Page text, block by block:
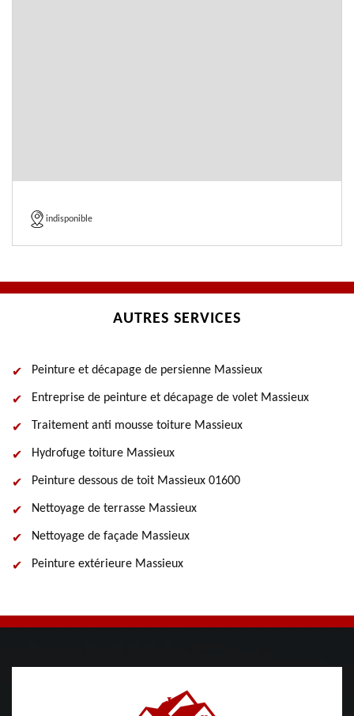
indisponible
AUTRES SERVICES
Peinture et décapage de persienne Massieux
Entreprise de peinture et décapage de volet Massieux
Traitement anti mousse toiture Massieux
Hydrofuge toiture Massieux
Peinture dessous de toit Massieux 01600
Nettoyage de terrasse Massieux
Nettoyage de façade Massieux
Peinture extérieure Massieux